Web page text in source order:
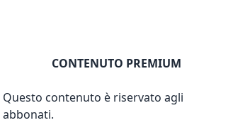
CONTENUTO PREMIUM
Questo contenuto è riservato agli
abbonati.